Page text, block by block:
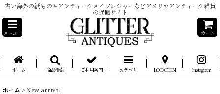
古い海外の紙ものやアンティークメイソンジャーなどアメリカアンティーク雑貨
の通販サイト
メニュー カート
ホーム 商品検索 ご利用案内 カテゴリ LOCATION Instagram
ホーム > New arrival